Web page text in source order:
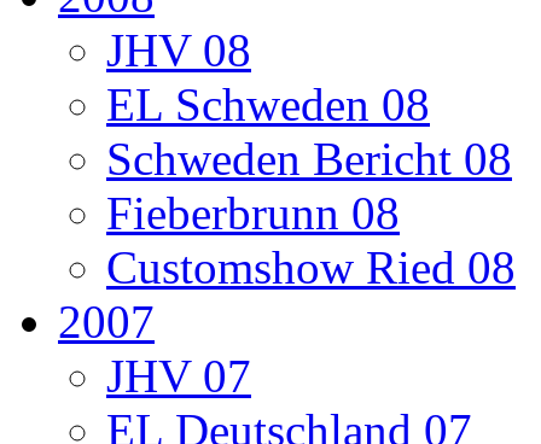
JHV 08
EL Schweden 08
Schweden Bericht 08
Fieberbrunn 08
Customshow Ried 08
2007
JHV 07
EL Deutschland 07